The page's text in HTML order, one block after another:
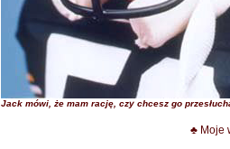
Jack mówi, że mam rację, czy chcesz go
♣ Moje